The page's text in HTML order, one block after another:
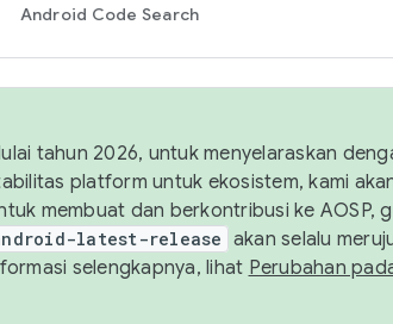
Android Code Search
tahun 2026, untuk menyelaraskan
platform untuk ekosistem, kami
membuat dan berkontribusi ke AOSP,
latest-release akan selalu
selengkapnya, lihat Perubahan